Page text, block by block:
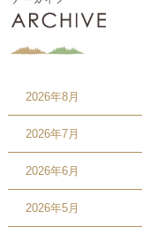
2026年8月
2026年7月
2026年6月
2026年5月